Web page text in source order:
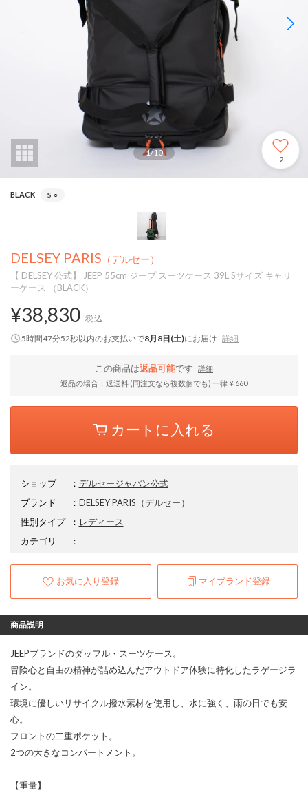
1/10
2
BLACK S ○
DELSEY PARIS （デルセー）
【 DELSEY 公式】 JEEP 55cm ジープ スーツケース 39L Sサイズ キャリ
ーケース （BLACK）
¥38,830 税込
5時間47分51秒以内のお支払いで8月8日(土)にお届け 詳細
この商品は返品可能です
詳細
返品の場合：返送料 (同注文なら複数個でも) 一律￥660
カートに入れる
ショップ ： デルセージャパン公式
ブランド
： DELSEY PARIS （デルセー）
性別タイプ
： レディース
カテゴリ
：
お気に入り登録 マイブランド登録
商品説明
JEEPブランドのダッフル・スーツケース。
冒険心と自由の精神が詰め込んだアウトドア体験に特化したラゲージラ
イン。
環境に優しいリサイクル撥水素材を使用し、水に強く、雨の日でも安
心。
フロントの二重ポケット。
2つの大きなコンパートメント。
【重量】